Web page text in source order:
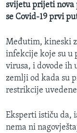
svijetu prijeti nova
se Covid-19 prvi
Međutim, kineski
infekcije koje su u
virusa, i dovode ih
zemlji od kada su
restrikcije
Eksperti ističu da,
nema ni